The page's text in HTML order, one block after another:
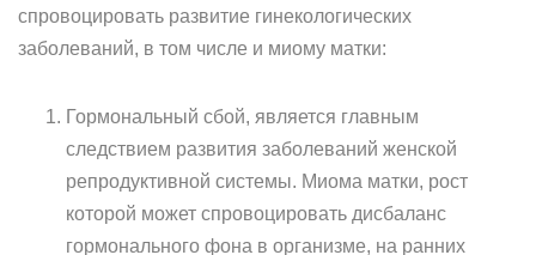
спровоцировать развитие гинекологических
заболеваний, в том числе и миому матки:
Гормональный сбой, является главным
следствием развития заболеваний женской
репродуктивной системы. Миома матки, рост
которой может спровоцировать дисбаланс
гормонального фона в организме, на ранних